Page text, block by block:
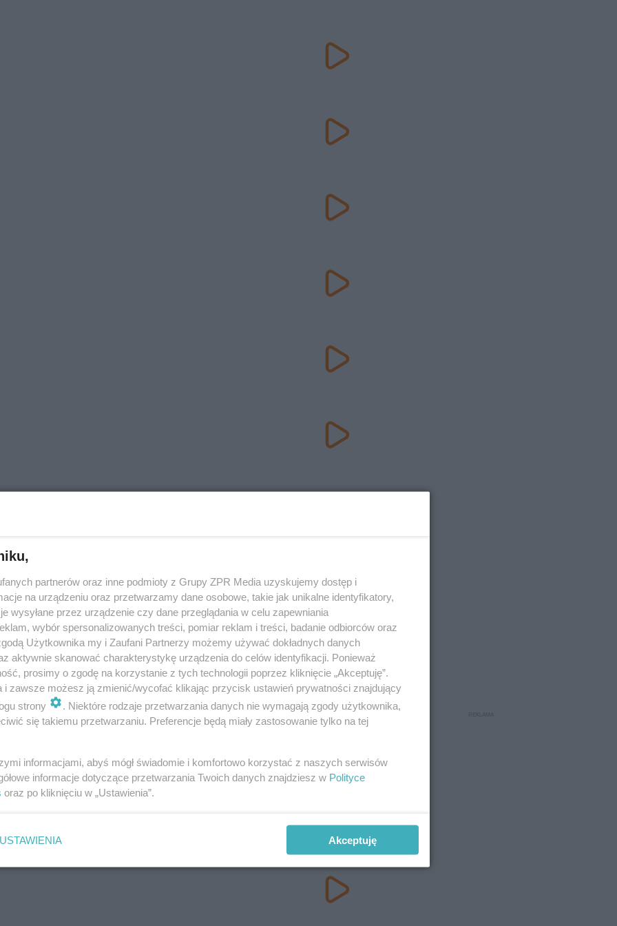
partnerów oraz inne podmioty z Grupy ZPR Media uzyskujemy dostęp i
na urządzeniu oraz przetwarzamy dane osobowe, takie jak unikalne identyfikatory,
wysyłane przez urządzenie czy dane przeglądania w celu zapewniania
wybór spersonalizowanych treści, pomiar reklam i treści, badanie odbiorców oraz
Użytkownika my i Zaufani Partnerzy możemy używać dokładnych danych
aktywnie skanować charakterystykę urządzenia do celów identyfikacji. Ponieważ
prosimy o zgodę na korzystanie z tych technologii poprzez kliknięcie „Akceptuję”.
i zawsze możesz ją zmienić/wycofać klikając przycisk ustawień prywatności znajdujący
strony
. Niektóre rodzaje przetwarzania danych nie wymagają zgody użytkownika,
się takiemu przetwarzaniu. Preferencje będą miały zastosowanie tylko na tej
informacjami, abyś mógł świadomie i komfortowo korzystać z naszych serwisów
informacje dotyczące przetwarzania Twoich danych znajdziesz w Polityce
oraz po kliknięciu w „Ustawienia”.
USTAWIENIA Akceptuję